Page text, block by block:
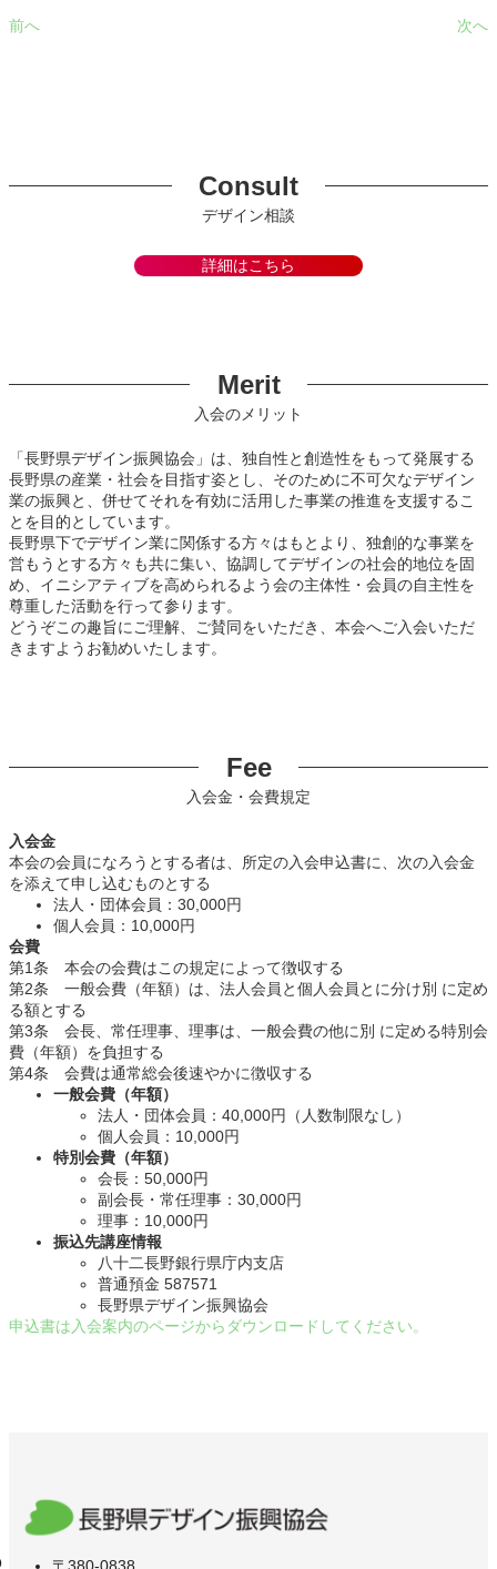
前へ 次へ
Consult
デザイン相談
詳細はこちら
Merit
入会のメリット
「長野県デザイン振興協会」は、独自性と創造性をもって発展する
長野県の産業・社会を目指す姿とし、そのために不可欠なデザイン
業の振興と、併せてそれを有効に活用した事業の推進を支援するこ
とを目的としています。
長野県下でデザイン業に関係する方々はもとより、独創的な事業を
営もうとする方々も共に集い、協調してデザインの社会的地位を固
め、イニシアティブを高められるよう会の主体性・会員の自主性を
尊重した活動を行って参ります。
どうぞこの趣旨にご理解、ご賛同をいただき、本会へご入会いただ
きますようお勧めいたします。
Fee
入会金・会費規定
入会金
本会の会員になろうとする者は、所定の入会申込書に、次の入会金
を添えて申し込むものとする
法人・団体会員：30,000円
個人会員：10,000円
会費
第1条 本会の会費はこの規定によって徴収する
第2条 一般会費（年額）は、法人会員と個人会員とに分け別 に定め
る額とする
第3条 会長、常任理事、理事は、一般会費の他に別 に定める特別会
費（年額）を負担する
第4条 会費は通常総会後速やかに徴収する
一般会費（年額）
法人・団体会員：40,000円（人数制限なし）
個人会員：10,000円
特別会費（年額）
会長：50,000円
副会長・常任理事：30,000円
理事：10,000円
振込先講座情報
八十二長野銀行県庁内支店
普通預金 587571
長野県デザイン振興協会
申込書は入会案内のページからダウンロードしてください。